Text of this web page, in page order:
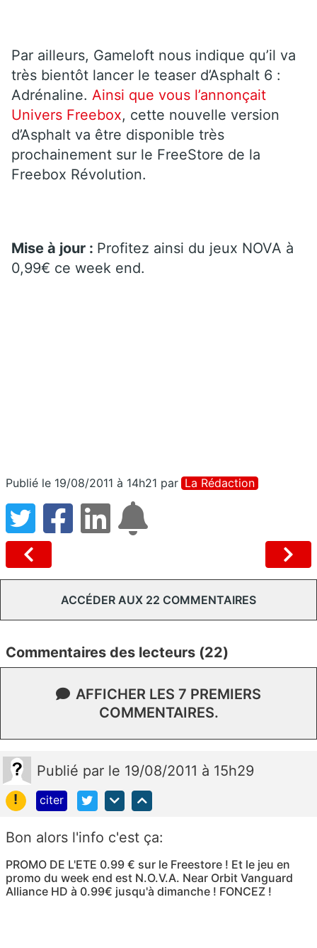
Par ailleurs, Gameloft nous indique qu’il va
très bientôt lancer le teaser d’Asphalt 6 :
Adrénaline. Ainsi que vous l’annonçait
Univers Freebox, cette nouvelle version
d’Asphalt va être disponible très
prochainement sur le FreeStore de la
Freebox Révolution.
Mise à jour : Profitez ainsi du jeux NOVA à
0,99€ ce week end.
Publié le 19/08/2011 à 14h21 par La Rédaction
ACCÉDER AUX 22 COMMENTAIRES
Commentaires des lecteurs (22)
AFFICHER LES 7 PREMIERS
COMMENTAIRES.
Publié par le 19/08/2011 à 15h29
!
citer
Bon alors l'info c'est ça:
PROMO DE L'ETE 0.99 € sur le Freestore ! Et le jeu en
promo du week end est N.O.V.A. Near Orbit Vanguard
Alliance HD à 0.99€ jusqu'à dimanche ! FONCEZ !